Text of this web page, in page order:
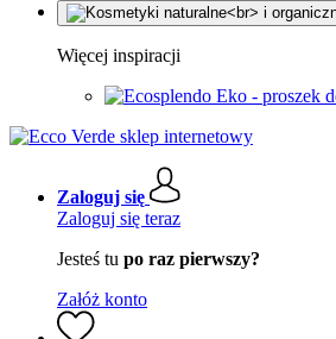
Więcej inspiracji
Eko - proszek
Zaloguj się
Zaloguj się teraz
Jesteś tu po raz pierwszy?
Załóż konto